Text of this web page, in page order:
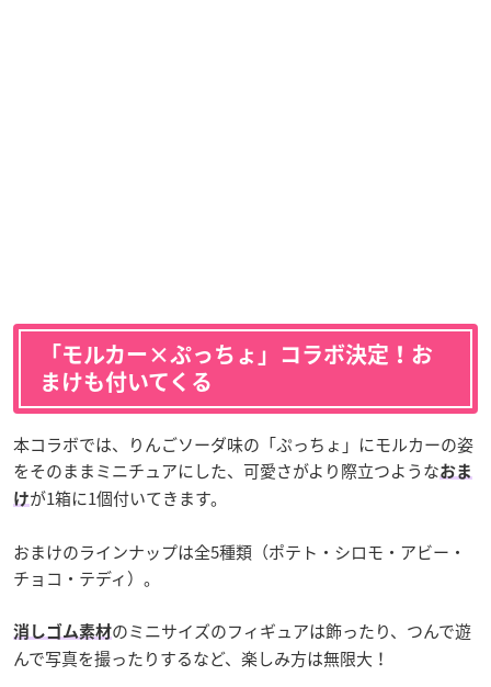
「モルカー×ぷっちょ」コラボ決定！お
まけも付いてくる
本コラボでは、りんごソーダ味の「ぷっちょ」にモルカーの姿
をそのままミニチュアにした、可愛さがより際立つようなおま
けが1箱に1個付いてきます。
おまけのラインナップは全5種類（ポテト・シロモ・アビー・
チョコ・テディ）。
消しゴム素材のミニサイズのフィギュアは飾ったり、つんで遊
んで写真を撮ったりするなど、楽しみ方は無限大！